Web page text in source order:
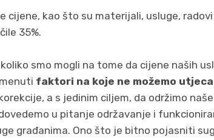
cijene, kao što su materijali, usluge,
35%.
smo mogli na tome da cijene naših
faktori na koje ne možemo
a s jedinim ciljem, da održimo
u pitanje održavanje i
građanima. Ono što je bitno pojasniti